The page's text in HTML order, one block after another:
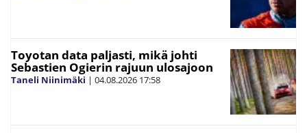
Toyotan data paljasti, mikä johti
Sebastien Ogierin rajuun ulosajoon
Taneli Niinimäki | 04.08.2026 17:58